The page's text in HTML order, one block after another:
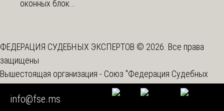
оконных блок...
ФЕДЕРАЦИЯ СУДЕБНЫХ ЭКСПЕРТОВ © 2026. Все права
защищены
Вышестоящая организация - Союз "Федерация Судебных
Экспертов"
Спецоценка условий труда
info@fse.ms